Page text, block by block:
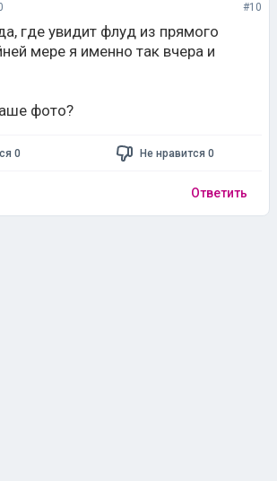
#10
где увидит флуд из прямого
мере я именно так вчера и
фото?
0 Не нравится 0
Ответить